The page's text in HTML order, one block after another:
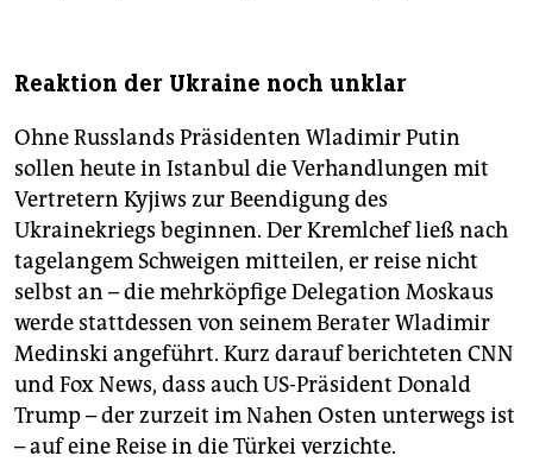
Reaktion der Ukraine noch unklar
Ohne Russlands Präsidenten Wladimir Putin
sollen heute in Istanbul die Verhandlungen mit
Vertretern Kyjiws zur Beendigung des
Ukrainekriegs beginnen. Der Kremlchef ließ nach
tagelangem Schweigen mitteilen, er reise nicht
selbst an – die mehrköpfige Delegation Moskaus
werde stattdessen von seinem Berater Wladimir
Medinski angeführt. Kurz darauf berichteten CNN
und Fox News, dass auch US-Präsident Donald
Trump – der zurzeit im Nahen Osten unterwegs ist
– auf eine Reise in die Türkei verzichte.